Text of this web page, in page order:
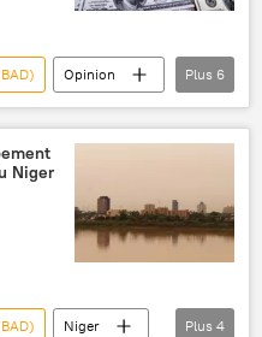
Opinion
(AES)
Communauté économique des États d'Afrique de l'Ouest (CEDEAO)
Plus 6
Niger
Niger
Plus 4